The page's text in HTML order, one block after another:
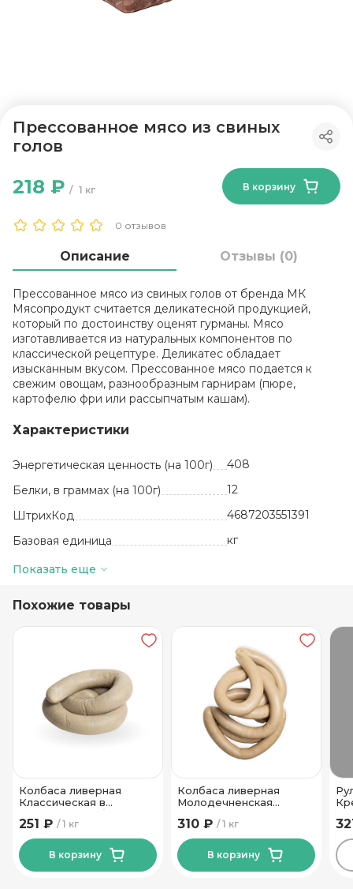
Прессованное мясо из свиных
голов
0 отзывов
1 кг
218 ₽ В корзину
Описание Отзывы (0)
Прессованное мясо из свиных голов от бренда МК
Мясопродукт считается деликатесной продукцией,
который по достоинству оценят гурманы. Мясо
изготавливается из натуральных компонентов по
классической рецептуре. Деликатес обладает
изысканным вкусом. Прессованное мясо подается к
свежим овощам, разнообразным гарнирам (пюре,
картофелю фри или рассыпчатым кашам).
Характеристики
Энергетическая ценность (на 100г)
408
Белки, в граммах (на 100г)
12
ШтрихКод
4687203551391
Базовая единица
кг
Жиры, в граммах (на 100 г)
30 суток
Температура хранения
от +2 до +6
Показать еще
Похожие товары
Колбаса ливерная
Классическая в
натуральной оболочке
Могилевский МК
1 кг
251 ₽
В корзину
Колбаса ливерная
Молодечненская
1 кг
310 ₽
В корзину